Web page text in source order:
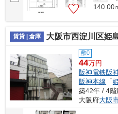
140.00
賃貸 | 倉庫 大阪市西淀川区姫
敷0
44万円
阪神電鉄阪
阪神本線 「
築42年 / 4階
大阪府大阪